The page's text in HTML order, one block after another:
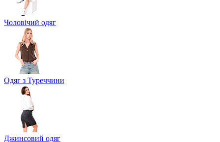
Чоловічий одяг
Одяг з Туреччини
Джинсовий одяг